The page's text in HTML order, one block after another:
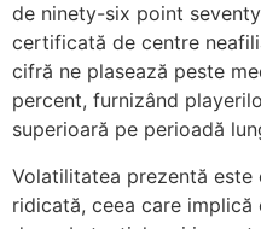
de ninety-six point
certificată de centre
cifră ne plasează peste
percent, furnizând
superioară pe perioadă
Volatilitatea prezentă
ridicată, ceea care